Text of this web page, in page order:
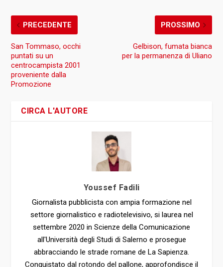
PRECEDENTE
San Tommaso, occhi
puntati su un
centrocampista 2001
proveniente dalla
Promozione
PROSSIMO
Gelbison, fumata bianca
per la permanenza di Uliano
CIRCA L'AUTORE
Youssef Fadili
Giornalista pubblicista con ampia formazione nel
settore giornalistico e radiotelevisivo, si laurea nel
settembre 2020 in Scienze della Comunicazione
all'Università degli Studi di Salerno e prosegue
abbracciando le strade romane de La Sapienza.
Conquistato dal rotondo del pallone, approfondisce il